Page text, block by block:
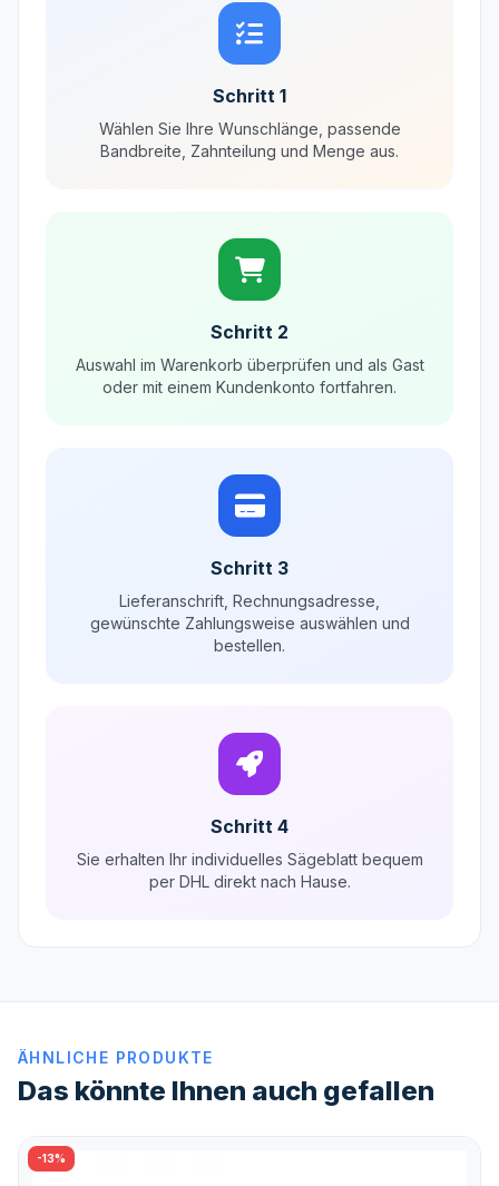
Schritt 1
Wählen Sie Ihre Wunschlänge, passende
Bandbreite, Zahnteilung und Menge aus.
Schritt 2
Auswahl im Warenkorb überprüfen und als Gast
oder mit einem Kundenkonto fortfahren.
Schritt 3
Lieferanschrift, Rechnungsadresse,
gewünschte Zahlungsweise auswählen und
bestellen.
Schritt 4
Sie erhalten Ihr individuelles Sägeblatt bequem
per DHL direkt nach Hause.
ÄHNLICHE PRODUKTE
Das könnte Ihnen auch gefallen
-13%